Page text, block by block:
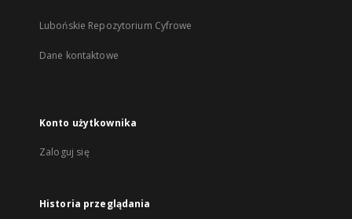
Lubońskie Repozytorium Cyfrowe
Dane kontaktowe
Konto użytkownika
Zaloguj się
Historia przeglądania